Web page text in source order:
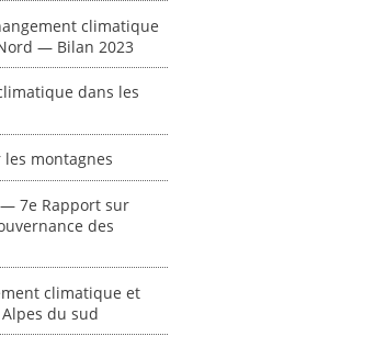
électronique ]
risques pour le
? "
climatique
— Bilan 2023
dans les
montagnes
7e Rapport sur
des
climatique et
du sud